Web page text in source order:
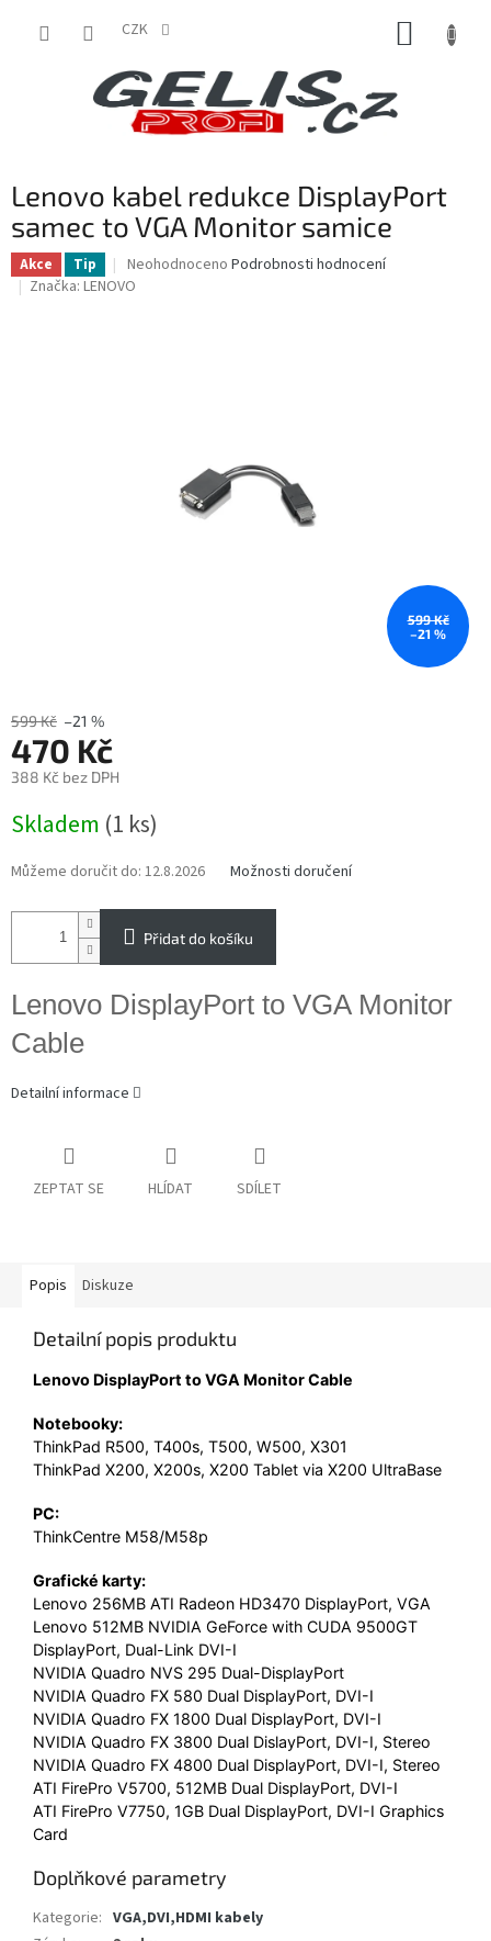
CZK
Lenovo kabel redukce DisplayPort
samec to VGA Monitor samice
Akce Tip
Průměrné
hodnocení
Neohodnoceno Podrobnosti hodnocení
Značka: LENOVO
599 Kč
–21 %
599 Kč –21 %
470 Kč
388 Kč bez DPH
cena:
Skladem (1 ks)
Můžeme doručit do: 12.8.2026 Možnosti doručení
Přidat do košíku
Lenovo DisplayPort to VGA Monitor
Cable
Detailní informace
ZEPTAT SE HLÍDAT SDÍLET
Popis Diskuze
Detailní popis produktu
Lenovo DisplayPort to VGA Monitor Cable
Notebooky:
ThinkPad R500, T400s, T500, W500, X301
ThinkPad X200, X200s, X200 Tablet via X200 UltraBase
PC:
ThinkCentre M58/M58p
Grafické karty:
Lenovo 256MB ATI Radeon HD3470 DisplayPort, VGA
Lenovo 512MB NVIDIA GeForce with CUDA 9500GT
DisplayPort, Dual-Link DVI-I
NVIDIA Quadro NVS 295 Dual-DisplayPort
NVIDIA Quadro FX 580 Dual DisplayPort, DVI-I
NVIDIA Quadro FX 1800 Dual DisplayPort, DVI-I
NVIDIA Quadro FX 3800 Dual DislayPort, DVI-I, Stereo
NVIDIA Quadro FX 4800 Dual DisplayPort, DVI-I, Stereo
ATI FirePro V5700, 512MB Dual DisplayPort, DVI-I
ATI FirePro V7750, 1GB Dual DisplayPort, DVI-I Graphics
Card
Doplňkové parametry
Kategorie: VGA,DVI,HDMI kabely